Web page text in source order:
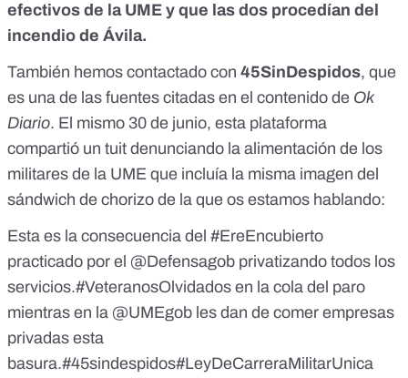
efectivos de la UME y que las dos procedían del
incendio de Ávila.
También hemos contactado con 45SinDespidos, que
es una de las fuentes citadas en el contenido de Ok
Diario. El mismo 30 de junio, esta plataforma
compartió un tuit denunciando la alimentación de los
militares de la UME que incluía la misma imagen del
sándwich de chorizo de la que os estamos hablando:
Esta es la consecuencia del #EreEncubierto
practicado por el @Defensagob privatizando todos los
servicios.#VeteranosOlvidados en la cola del paro
mientras en la @UMEgob les dan de comer empresas
privadas esta
basura.#45sindespidos#LeyDeCarreraMilitarUnica